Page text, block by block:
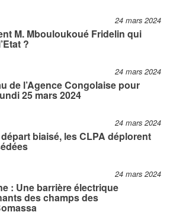
24 mars 2024
M. Mbouloukoué Fridelin qui
?
24 mars 2024
de l’Agence Congolaise pour
25 mars 2024
24 mars 2024
biaisé, les CLPA déplorent
24 mars 2024
: Une barrière électrique
des champs des